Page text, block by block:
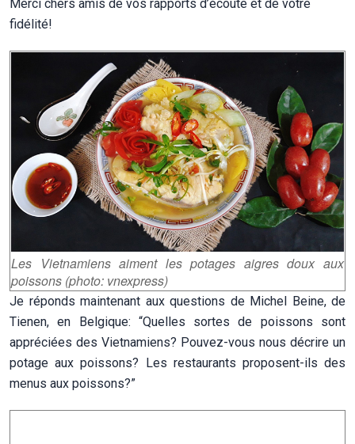
Merci chers amis de vos rapports d’écoute et de votre
fidélité!
Les Vietnamiens aiment les potages aigres doux aux
poissons (photo: vnexpress)
Je réponds maintenant aux questions de Michel Beine, de
Tienen, en Belgique: “Quelles sortes de poissons sont
appréciées des Vietnamiens? Pouvez-vous nous décrire un
potage aux poissons? Les restaurants proposent-ils des
menus aux poissons?”